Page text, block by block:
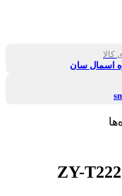
کالا
اسمال سان